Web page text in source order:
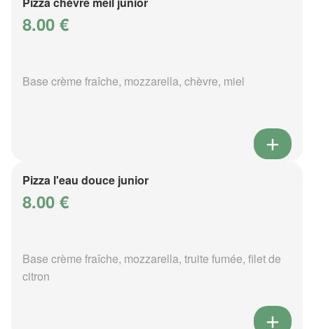
8.00 €
Base crème fraîche, mozzarella, chèvre, miel
Pizza l'eau douce junior
8.00 €
Base crème fraîche, mozzarella, truite fumée, filet de
citron